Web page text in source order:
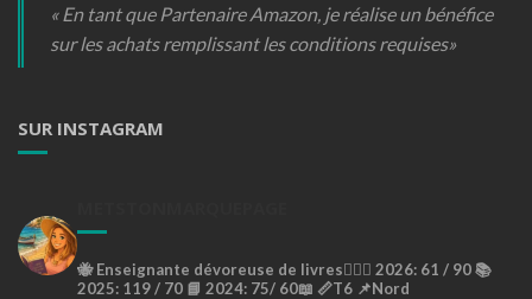
« En tant que Partenaire Amazon, je réalise un bénéfice
sur les achats remplissant les conditions requises»
SUR INSTAGRAM
🐝Enseignante dévoreuse de livres🙇🏼‍♀️ 2026: 61 / 90 📚
2025: 119 / 70 📘 2024: 75/ 60📖 📏T6 📌Nord